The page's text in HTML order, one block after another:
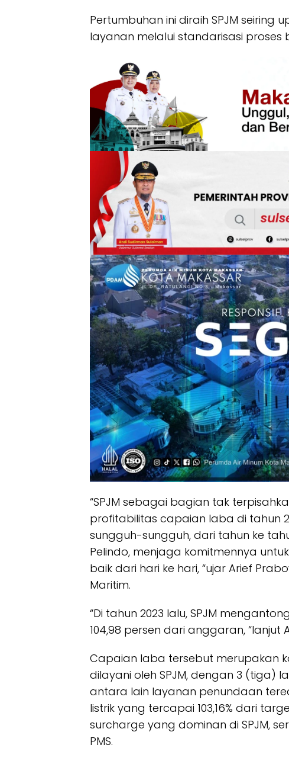
Pertumbuhan ini diraih SPJM seiring
layanan melalui standarisasi
“SPJM sebagai bagian tak
profitabilitas capaian laba di tahun
sungguh-sungguh, dari tahun ke
Pelindo, menjaga komitmennya
baik dari hari ke hari, “ujar Arief
Maritim.
“Di tahun 2023 lalu, SPJM
104,98 persen dari anggaran, “lanjut
Capaian laba tersebut merupakan
dilayani oleh SPJM, dengan 3 (tiga)
antara lain layanan penundaan
listrik yang tercapai 103,16% dari
surcharge yang dominan di SPJM,
PMS.